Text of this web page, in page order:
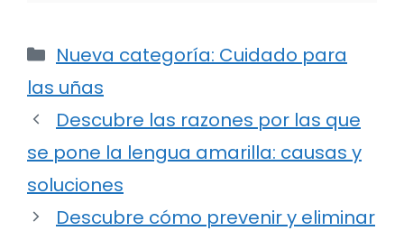
Categorías
Nueva categoría: Cuidado para
las uñas
Descubre las razones por las que
se pone la lengua amarilla: causas y
soluciones
Descubre cómo prevenir y eliminar